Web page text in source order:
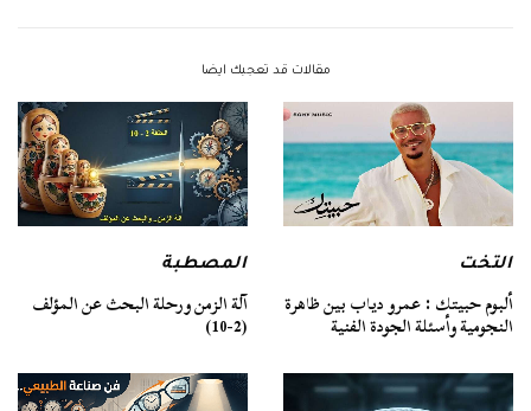
مقالات قد تعجبك ايضا
التخت
ألبوم حبيتك : عمرو دياب بين ظاهرة
النجومية وأسئلة الجودة الفنية
المصطبة
آلة الزمن ورحلة البحث عن المؤلف
(2-10)